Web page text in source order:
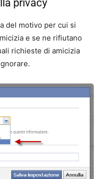
privacy
del motivo per cui si
e se ne rifiutano
richieste di amicizia